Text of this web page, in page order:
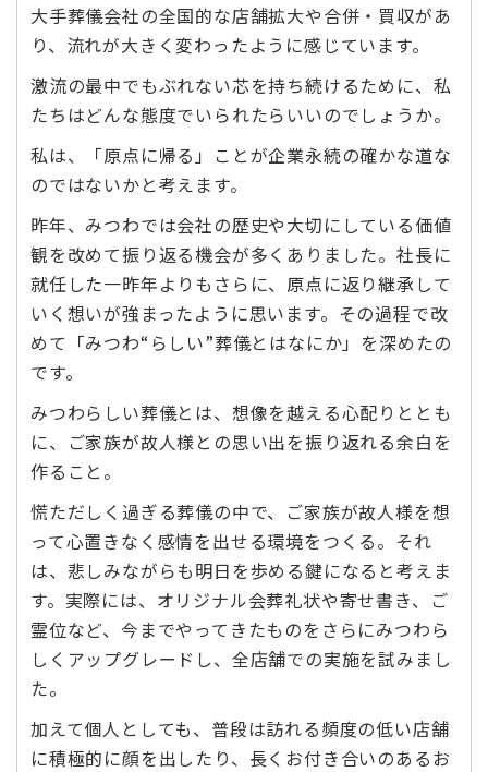
大手葬儀会社の全国的な店舗拡大や合併・買収があ
り、流れが大きく変わったように感じています。
激流の最中でもぶれない芯を持ち続けるために、私
たちはどんな態度でいられたらいいのでしょうか。
私は、「原点に帰る」ことが企業永続の確かな道な
のではないかと考えます。
昨年、みつわでは会社の歴史や大切にしている価値
観を改めて振り返る機会が多くありました。社長に
就任した一昨年よりもさらに、原点に返り継承して
いく想いが強まったように思います。その過程で改
めて「みつわ“らしい”葬儀とはなにか」を深めたの
です。
みつわらしい葬儀とは、想像を越える心配りととも
に、ご家族が故人様との思い出を振り返れる余白を
作ること。
慌ただしく過ぎる葬儀の中で、ご家族が故人様を想
って心置きなく感情を出せる環境をつくる。それ
は、悲しみながらも明日を歩める鍵になると考えま
す。実際には、オリジナル会葬礼状や寄せ書き、ご
霊位など、今までやってきたものをさらにみつわら
しくアップグレードし、全店舗での実施を試みまし
た。
加えて個人としても、普段は訪れる頻度の低い店舗
に積極的に顔を出したり、長くお付き合いのあるお